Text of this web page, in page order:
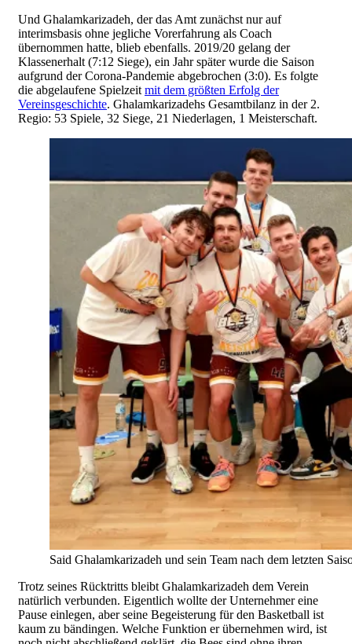
Und Ghalamkarizadeh, der das Amt zunächst nur auf
interimsbasis ohne jegliche Vorerfahrung als Coach
übernommen hatte, blieb ebenfalls. 2019/20 gelang der
Klassenerhalt (7:12 Siege), ein Jahr später wurde die Saison
aufgrund der Corona-Pandemie abgebrochen (3:0). Es folgte
die abgelaufene Spielzeit mit dem größten Erfolg der
Vereinsgeschichte. Ghalamkarizadehs Gesamtbilanz in der 2.
Regio: 53 Spiele, 32 Siege, 21 Niederlagen, 1 Meisterschaft.
Said Ghalamkarizadeh und sein Team nach dem letzten
Trotz seines Rücktritts bleibt Ghalamkarizadeh dem Verein
natürlich verbunden. Eigentlich wollte der Unternehmer eine
Pause einlegen, aber seine Begeisterung für den Basketball ist
kaum zu bändingen. Welche Funktion er übernehmen wird, ist